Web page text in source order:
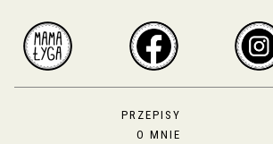
PRZEPISY
O MNIE